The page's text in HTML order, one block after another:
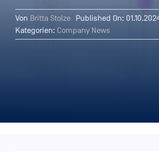
Von Britta Stolze
Published On:
Kategorien: Company News